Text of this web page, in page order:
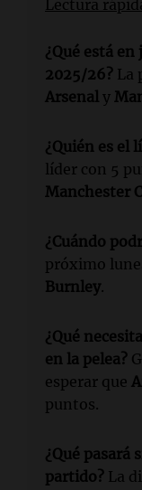
Lectura
¿Qué está
2025/26? La
Arsenal y
¿Quién es el
líder con 5
Manchester
¿Cuándo
próximo
Burnley.
¿Qué necesita
en la pelea?
esperar que
puntos.
¿Qué pasará
partido? La